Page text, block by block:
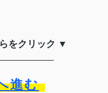
をクリック ▼
進む